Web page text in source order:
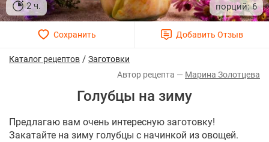
2 ч. 6
Каталог рецептов / Заготовки
Марина Золотцева
Голубцы на зиму
Предлагаю вам очень интересную заготовку!
Закатайте на зиму голубцы с начинкой из овощей.